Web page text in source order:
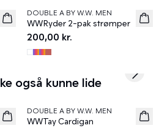
News
DOUBLE A BY W.W. MEN
WWRyder 2-pak strømper
200,00 kr.
også kunne lide
News
DOUBLE A BY W.W. MEN
WWTay Cardigan
Next